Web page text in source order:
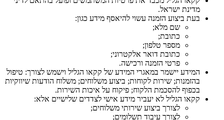
מדינת ישראל.
בעת ביצוע הזמנה עשוי להיאסף מידע כגון:
שם מלא;
כתובת;
מספר טלפון;
כתובת דואר אלקטרוני;
פרטי הזמנה ורכישה.
המידע יישמר במאגרי המידע של קקאו הגליל וישמש לצורך: טיפול
בהזמנות; שירות לקוחות; ביצוע משלוחים; משלוח הודעות שיווקיות
בכפוף להסכמת הלקוח; פיקוח על איכות השירות.
קקאו הגליל לא יעביר מידע אישי לצדדים שלישיים אלא:
לצורך ביצוע שירותי משלוחים;
לצורך עיבוד תשלומים;